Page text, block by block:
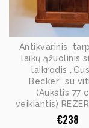
Antikvarinis,
laikų ąžuolinis
laikrodis
Becker“ su
(Aukštis 77
veikiantis)
€238